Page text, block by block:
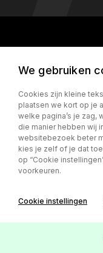
We gebruiken
Cookies zijn kleine
plaatsen we kort op je
welke pagina’s je zag,
die manier hebben wij
websitebezoek beter
kies je zelf of je dat
op “Cookie
voorkeuren.
Cookie instellingen